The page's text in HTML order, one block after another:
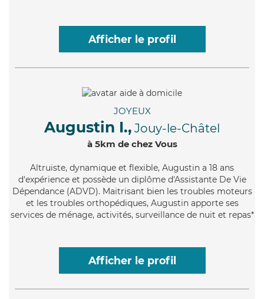
Afficher le profil
JOYEUX
Augustin I., Jouy-le-Châtel
à 5km de chez Vous
Altruiste, dynamique et flexible, Augustin a 18 ans
d'expérience et possède un diplôme d'Assistante De Vie
Dépendance (ADVD). Maitrisant bien les troubles moteurs
et les troubles orthopédiques, Augustin apporte ses
services de ménage, activités, surveillance de nuit et repas*
Afficher le profil